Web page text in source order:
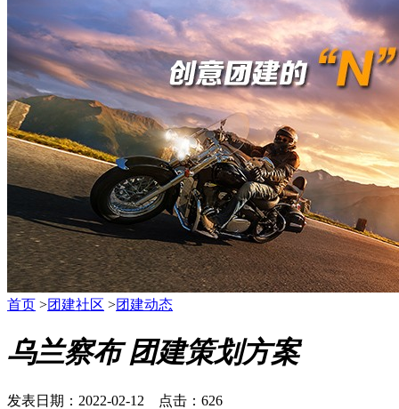
首页 >团建社区 >团建动态
乌兰察布 团建策划方案
发表日期：2022-02-12 点击：626